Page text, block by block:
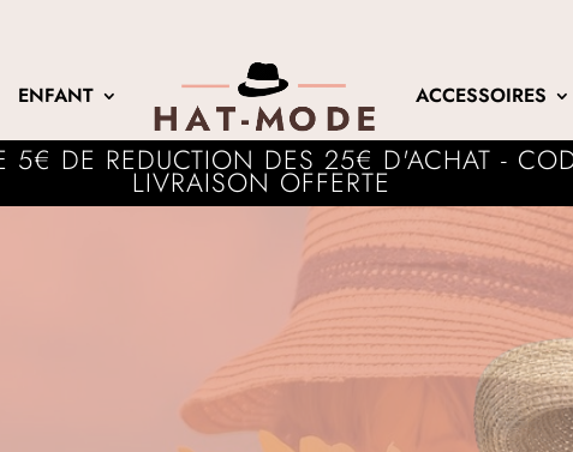
ENFANT ACCESSOIRES
produits
5€ DE REDUCTION DES 25€ D'ACHAT -
LIVRAISON OFFERTE